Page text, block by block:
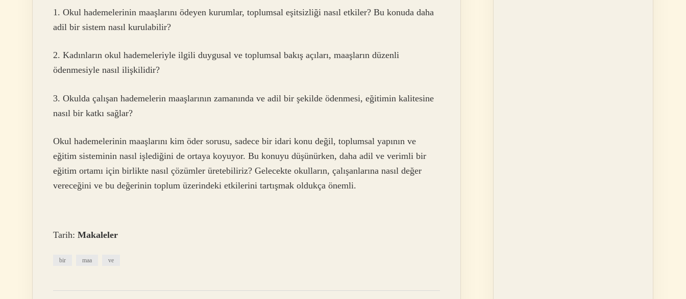
1. Okul hademelerinin maaşlarını ödeyen kurumlar, toplumsal eşitsizliği nasıl etkiler? Bu konuda daha
adil bir sistem nasıl kurulabilir?
2. Kadınların okul hademeleriyle ilgili duygusal ve toplumsal bakış açıları, maaşların düzenli
ödenmesiyle nasıl ilişkilidir?
3. Okulda çalışan hademelerin maaşlarının zamanında ve adil bir şekilde ödenmesi, eğitimin kalitesine
nasıl bir katkı sağlar?
Okul hademelerinin maaşlarını kim öder sorusu, sadece bir idari konu değil, toplumsal yapının ve
eğitim sisteminin nasıl işlediğini de ortaya koyuyor. Bu konuyu düşünürken, daha adil ve verimli bir
eğitim ortamı için birlikte nasıl çözümler üretebiliriz? Gelecekte okulların, çalışanlarına nasıl değer
vereceğini ve bu değerinin toplum üzerindeki etkilerini tartışmak oldukça önemli.
Tarih: Makaleler
bir maa ve